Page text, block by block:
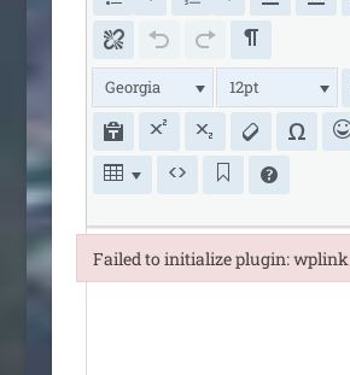
Georgia 12pt
Failed to initialize plugin: wplink
Failed to initialize plugin: wplink